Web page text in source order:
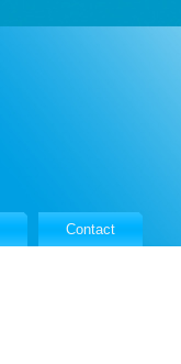
Contact